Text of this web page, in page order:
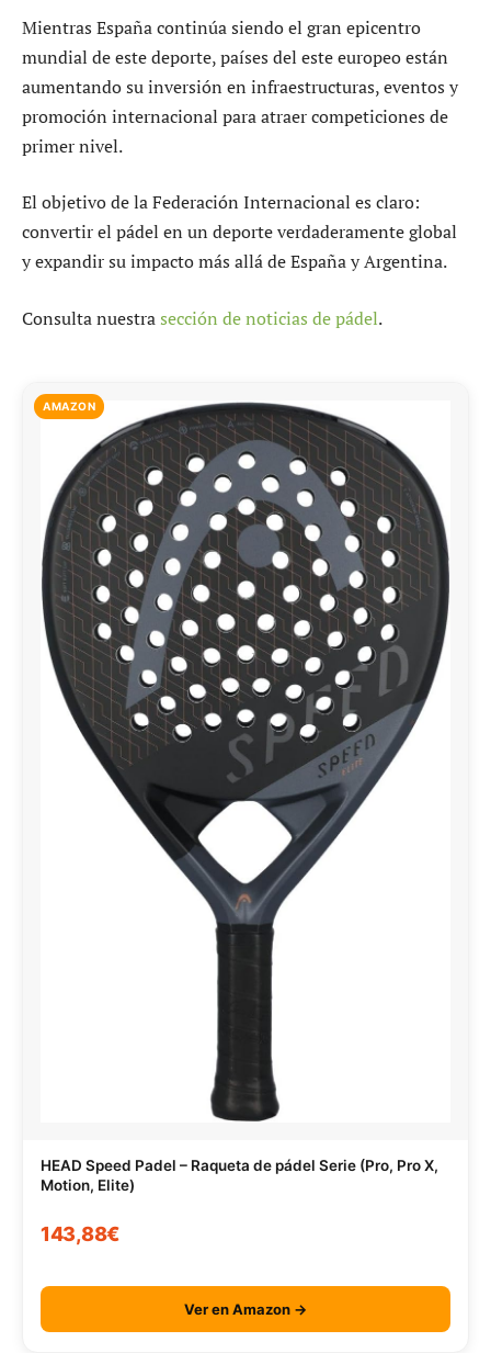
Mientras España continúa siendo el gran epicentro
mundial de este deporte, países del este europeo están
aumentando su inversión en infraestructuras, eventos y
promoción internacional para atraer competiciones de
primer nivel.
El objetivo de la Federación Internacional es claro:
convertir el pádel en un deporte verdaderamente global
y expandir su impacto más allá de España y Argentina.
Consulta nuestrasección de noticias de pádel.
AMAZON
HEAD Speed Padel – Raqueta de pádel Serie (Pro, Pro X,
Motion, Elite)
143,88€
Ver en Amazon →